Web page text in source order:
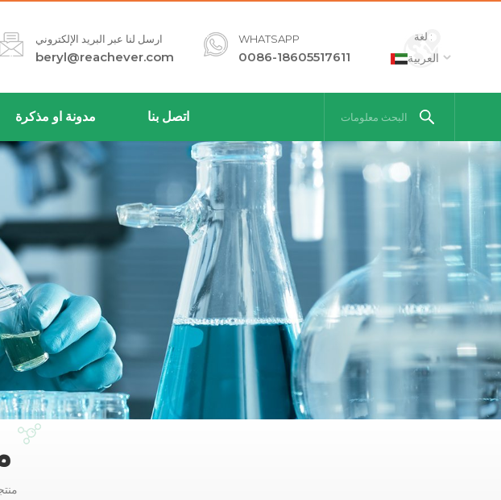
لغة :
العربية
ارسل لنا عبر البريد الإلكتروني
beryl@reachever.com
WHATSAPP
0086-18605517611
مدونة او مذكرة اتصل بنا البحث معلومات